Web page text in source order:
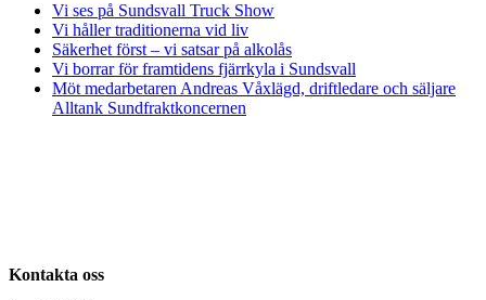
Vi ses på Sundsvall Truck Show
Vi håller traditionerna vid liv
Säkerhet först – vi satsar på alkolås
Vi borrar för framtidens fjärrkyla i Sundsvall
Möt medarbetaren Andreas Våxlägd, driftledare och säljare
Alltank Sundfraktkoncernen
Kontakta oss